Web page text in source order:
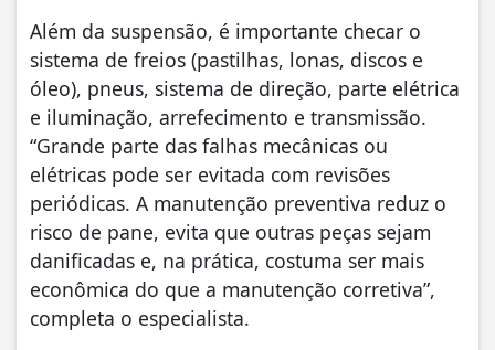
Além da suspensão, é importante checar o
sistema de freios (pastilhas, lonas, discos e
óleo), pneus, sistema de direção, parte elétrica
e iluminação, arrefecimento e transmissão.
“Grande parte das falhas mecânicas ou
elétricas pode ser evitada com revisões
periódicas. A manutenção preventiva reduz o
risco de pane, evita que outras peças sejam
danificadas e, na prática, costuma ser mais
econômica do que a manutenção corretiva”,
completa o especialista.